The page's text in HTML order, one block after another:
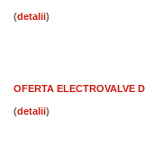
( )
OFERTA ELECTROVALVE
( )